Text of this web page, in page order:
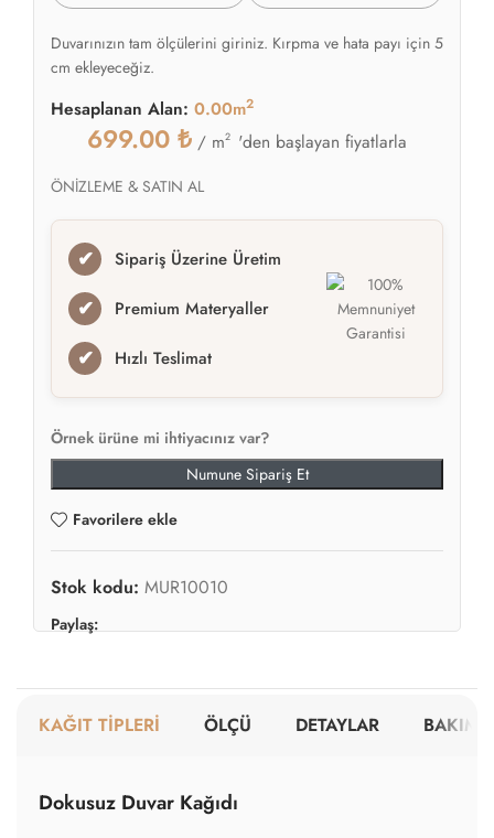
Duvarınızın tam ölçülerini giriniz. Kırpma ve hata payı için 5
cm ekleyeceğiz.
Hesaplanan Alan: 0.00m2
699.00 ₺ / m2 'den başlayan fiyatlarla
ÖNİZLEME & SATIN AL
✔ Sipariş Üzerine Üretim
✔ Premium Materyaller
✔ Hızlı Teslimat
Örnek ürüne mi ihtiyacınız var?
Numune Sipariş Et
Favorilere ekle
Stok kodu: MUR10010
Paylaş:
KAĞIT TİPLERİ ÖLÇÜ DETAYLAR BAKIM
Dokusuz Duvar Kağıdı